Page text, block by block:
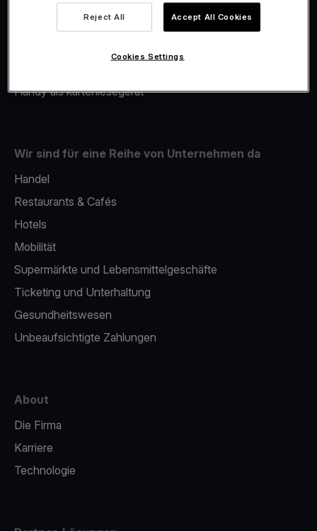
Merchant Advance
Handy als kartenlesegerät
Wir sind für eine Reihe von Unternehmen da
Handel
Restaurants & Cafés
Hotels
Mobilität
Supermärkte und Lebensmittelgeschäfte
Ticketing und Unterhaltung
Gesundheitswesen
Unbeaufsichtigte Zahlungen
About
Die Firma
Karriere
Technologie
Reject All Accept All Cookies
Cookies Settings